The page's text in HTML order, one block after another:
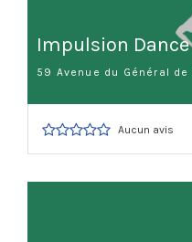
Impulsion
59 Avenue du Général
Aucun avis